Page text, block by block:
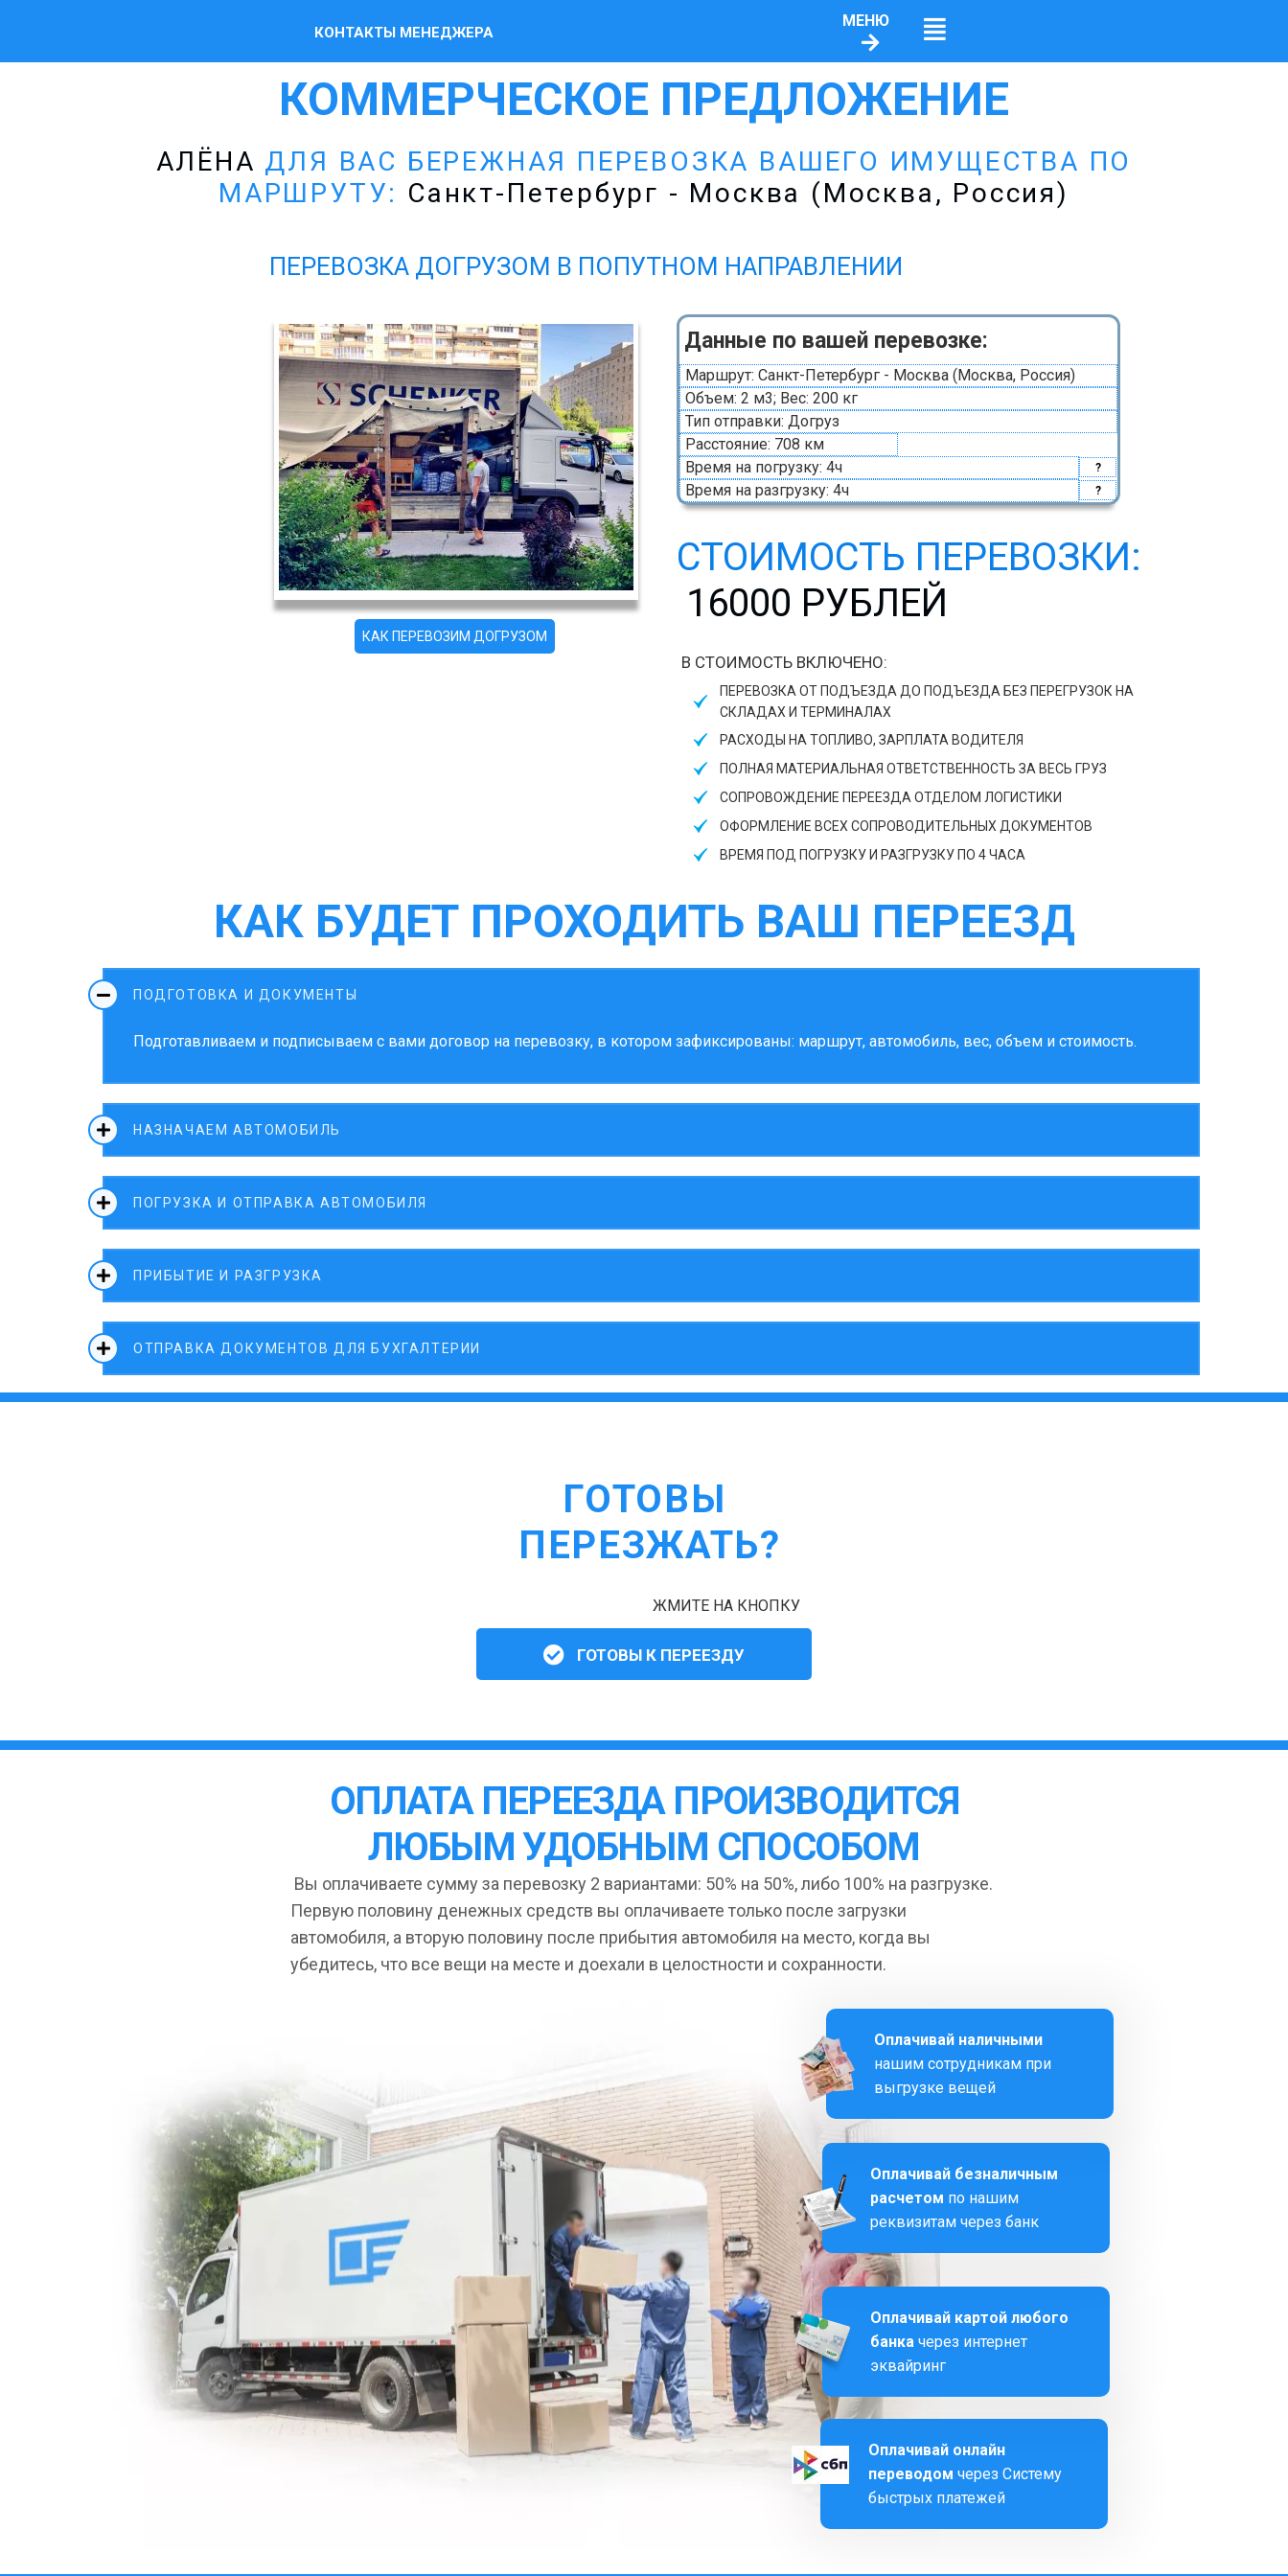
КОНТАКТЫ МЕНЕДЖЕРА
МЕНЮ
КОММЕРЧЕСКОЕ ПРЕДЛОЖЕНИЕ
АЛЁНА ДЛЯ ВАС БЕРЕЖНАЯ ПЕРЕВОЗКА ВАШЕГО ИМУЩЕСТВА ПО
МАРШРУТУ: Санкт-Петербург - Москва (Москва, Россия)
КАК ПЕРЕВОЗИМ ДОГРУЗОМ
Данные по вашей перевозке:
Маршрут: Санкт-Петербург - Москва (Москва, Россия)
Объем: 2 м3; Вес: 200 кг
Тип отправки: Догруз
Расстояние: 708 км
Время на погрузку: 4ч
?
Время на разгрузку: 4ч ?
ПЕРЕВОЗКА ДОГРУЗОМ В ПОПУТНОМ НАПРАВЛЕНИИ
СТОИМОСТЬ ПЕРЕВОЗКИ:
16000 РУБЛЕЙ
В СТОИМОСТЬ ВКЛЮЧЕНО:
ПЕРЕВОЗКА ОТ ПОДЪЕЗДА ДО ПОДЪЕЗДА БЕЗ ПЕРЕГРУЗОК НА
СКЛАДАХ И ТЕРМИНАЛАХ
РАСХОДЫ НА ТОПЛИВО, ЗАРПЛАТА ВОДИТЕЛЯ
ПОЛНАЯ МАТЕРИАЛЬНАЯ ОТВЕТСТВЕННОСТЬ ЗА ВЕСЬ ГРУЗ
СОПРОВОЖДЕНИЕ ПЕРЕЕЗДА ОТДЕЛОМ ЛОГИСТИКИ
ОФОРМЛЕНИЕ ВСЕХ СОПРОВОДИТЕЛЬНЫХ ДОКУМЕНТОВ
ВРЕМЯ ПОД ПОГРУЗКУ И РАЗГРУЗКУ ПО 4 ЧАСА
КАК БУДЕТ ПРОХОДИТЬ ВАШ ПЕРЕЕЗД
ПОДГОТОВКА И ДОКУМЕНТЫ
Подготавливаем и подписываем с вами договор на перевозку, в котором зафиксированы: маршрут, автомобиль, вес, объем и стоимость.
НАЗНАЧАЕМ АВТОМОБИЛЬ
ПОГРУЗКА И ОТПРАВКА АВТОМОБИЛЯ
ПРИБЫТИЕ И РАЗГРУЗКА
ОТПРАВКА ДОКУМЕНТОВ ДЛЯ БУХГАЛТЕРИИ
ГОТОВЫ
ПЕРЕЗЖАТЬ?
ЖМИТЕ НА КНОПКУ
ГОТОВЫ К ПЕРЕЕЗДУ
ОПЛАТА ПЕРЕЕЗДА ПРОИЗВОДИТСЯ
ЛЮБЫМ УДОБНЫМ СПОСОБОМ
Вы оплачиваете сумму за перевозку 2 вариантами: 50% на 50%, либо 100% на разгрузке.
Первую половину денежных средств вы оплачиваете только после загрузки
автомобиля, а вторую половину после прибытия автомобиля на место, когда вы
убедитесь, что все вещи на месте и доехали в целостности и сохранности.
Оплачивай онлайн
переводом через Систему
быстрых платежей
Оплачивай картой любого
банкачерез интернет
эквайринг
Оплачивай безналичным
расчетом по нашим
реквизитам через банк
Оплачивай наличными
нашим сотрудникам при
выгрузке вещей